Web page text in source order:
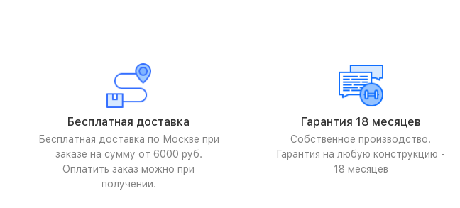
Бесплатная доставка
Бесплатная доставка по Москве при
заказе на сумму от 6000 руб.
Оплатить заказ можно при
получении.
Гарантия 18 месяцев
Собственное производство.
Гарантия на любую конструкцию -
18 месяцев